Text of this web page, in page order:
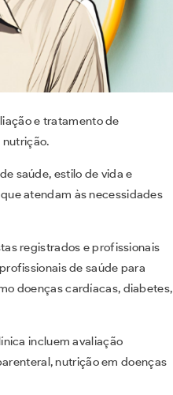
e tratamento de
saúde, estilo de vida e
atendam às necessidades
registrados e profissionais
de saúde para
doenças cardíacas, diabetes,
incluem avaliação
nutrição em doenças